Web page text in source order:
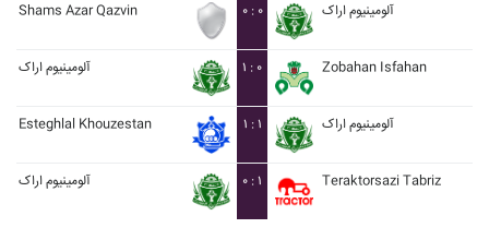
Shams Azar Qazvin ۰ : ۰ آلومينيوم اراک
آلومينيوم اراک ۱ : ۰ Zobahan Isfahan
Esteghlal Khouzestan ۱ : ۱ آلومينيوم اراک
آلومينيوم اراک ۰ : ۱ Teraktorsazi Tabriz